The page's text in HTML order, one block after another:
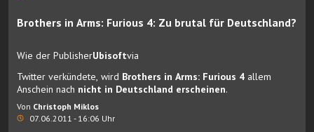
Brothers in Arms: Furious 4: Zu brutal für Deutschland?
Wie der PublisherUbisoftvia
Twitter verkündete, wird Brothers in Arms: Furious 4 allem
Anschein nach nicht in Deutschland erscheinen.
Von Christoph Miklos
07.06.2011 - 16:06 Uhr